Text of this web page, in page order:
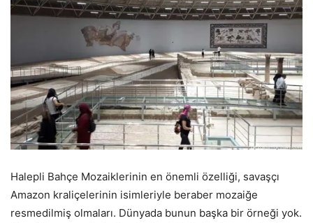
Halepli Bahçe Mozaiklerinin en önemli özelliği, savaşçı
Amazon kraliçelerinin isimleriyle beraber mozaiğe
resmedilmiş olmaları. Dünyada bunun başka bir örneği yok.